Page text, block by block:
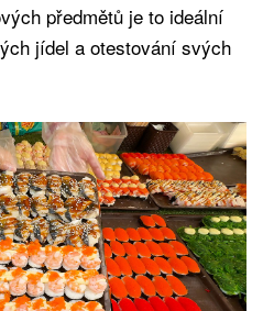
předmětů je to ideální
jídel a otestování svých